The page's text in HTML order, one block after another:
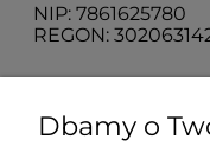
NIP: 7861625780
REGON:
O nas
Dbamy o